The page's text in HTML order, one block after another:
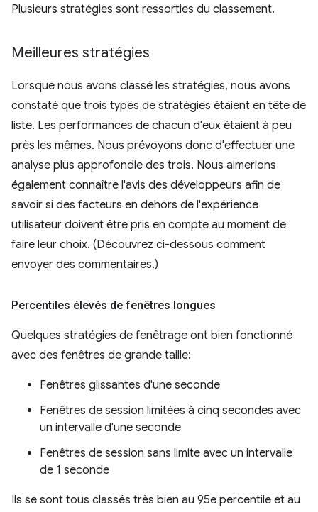
Plusieurs stratégies sont ressorties du classement.
Meilleures stratégies
Lorsque nous avons classé les stratégies, nous avons
constaté que trois types de stratégies étaient en tête de
liste. Les performances de chacun d'eux étaient à peu
près les mêmes. Nous prévoyons donc d'effectuer une
analyse plus approfondie des trois. Nous aimerions
également connaître l'avis des développeurs afin de
savoir si des facteurs en dehors de l'expérience
utilisateur doivent être pris en compte au moment de
faire leur choix. (Découvrez ci-dessous comment
envoyer des commentaires.)
Percentiles élevés de fenêtres longues
Quelques stratégies de fenêtrage ont bien fonctionné
avec des fenêtres de grande taille:
Fenêtres glissantes d'une seconde
Fenêtres de session limitées à cinq secondes avec
un intervalle d'une seconde
Fenêtres de session sans limite avec un intervalle
de 1 seconde
Ils se sont tous classés très bien au 95e percentile et au